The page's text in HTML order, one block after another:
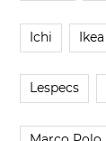
Ichi Ikea
Lespecs